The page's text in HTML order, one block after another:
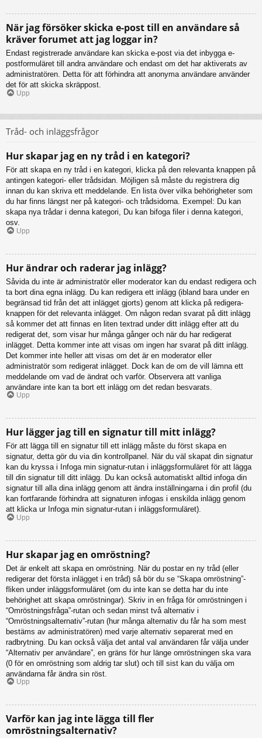
När jag försöker skicka e-post till en användare så
kräver forumet att jag loggar in?
Endast registrerade användare kan skicka e-post via det inbygga e-
postformuläret till andra användare och endast om det har aktiverats av
administratören. Detta för att förhindra att anonyma användare använder
det för att skicka skräppost.
Upp
Tråd- och inläggsfrågor
Hur skapar jag en ny tråd i en kategori?
För att skapa en ny tråd i en kategori, klicka på den relevanta knappen på
antingen kategori- eller trådsidan. Möjligen så måste du registrera dig
innan du kan skriva ett meddelande. En lista över vilka behörigheter som
du har finns längst ner på kategori- och trådsidorna. Exempel: Du kan
skapa nya trådar i denna kategori, Du kan bifoga filer i denna kategori,
osv.
Upp
Hur ändrar och raderar jag inlägg?
Såvida du inte är administratör eller moderator kan du endast redigera och
ta bort dina egna inlägg. Du kan redigera ett inlägg (ibland bara under en
begränsad tid från det att inlägget gjorts) genom att klicka på redigera-
knappen för det relevanta inlägget. Om någon redan svarat på ditt inlägg
så kommer det att finnas en liten textrad under ditt inlägg efter att du
redigerat det, som visar hur många gånger och när du har redigerat
inlägget. Detta kommer inte att visas om ingen har svarat på ditt inlägg.
Det kommer inte heller att visas om det är en moderator eller
administratör som redigerat inlägget. Dock kan de om de vill lämna ett
meddelande om vad de ändrat och varför. Observera att vanliga
användare inte kan ta bort ett inlägg om det redan besvarats.
Upp
Hur lägger jag till en signatur till mitt inlägg?
För att lägga till en signatur till ett inlägg måste du först skapa en
signatur, detta gör du via din kontrollpanel. När du väl skapat din signatur
kan du kryssa i Infoga min signatur-rutan i inläggsformuläret för att lägga
till din signatur till ditt inlägg. Du kan också automatiskt alltid infoga din
signatur till alla dina inlägg genom att ändra inställningarna i din profil (du
kan fortfarande förhindra att signaturen infogas i enskilda inlägg genom
att klicka ur Infoga min signatur-rutan i inläggsformuläret).
Upp
Hur skapar jag en omröstning?
Det är enkelt att skapa en omröstning. När du postar en ny tråd (eller
redigerar det första inlägget i en tråd) så bör du se “Skapa omröstning”-
fliken under inläggsformuläret (om du inte kan se detta har du inte
behörighet att skapa omröstningar). Skriv in en fråga för omröstningen i
“Omröstningsfråga”-rutan och sedan minst två alternativ i
“Omröstningsalternativ”-rutan (hur många alternativ du får ha som mest
bestäms av administratören) med varje alternativ separerat med en
radbrytning. Du kan också välja det antal val användaren får välja under
“Alternativ per användare”, en gräns för hur länge omröstningen ska vara
(0 för en omröstning som aldrig tar slut) och till sist kan du välja om
användarna får ändra sin röst.
Upp
Varför kan jag inte lägga till fler
omröstningsalternativ?